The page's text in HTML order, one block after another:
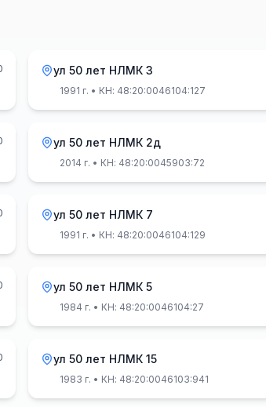
ул 50 лет НЛМК 3
1991 г. • КН: 48:20:0046104:127
ул 50 лет НЛМК 2д
2014 г. • КН: 48:20:0045903:72
ул 50 лет НЛМК 7
1991 г. • КН: 48:20:0046104:129
ул 50 лет НЛМК 5
1984 г. • КН: 48:20:0046104:27
ул 50 лет НЛМК 15
1983 г. • КН: 48:20:0046103:941